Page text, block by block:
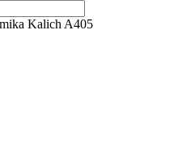
Kalich A405